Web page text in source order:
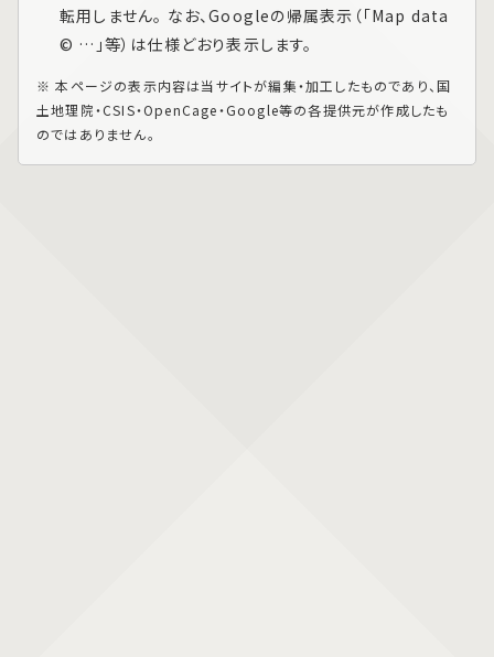
転用しません。 なお、Googleの帰属表示（「Map data
© …」等）は仕様どおり表示します。
※ 本ページの表示内容は当サイトが編集・加工したものであり、国
土地理院・CSIS・OpenCage・Google等の各提供元が作成したも
のではありません。